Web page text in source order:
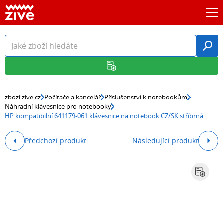
zbozi.zive.cz Počítače a kancelář Příslušenství k notebookům
Náhradní klávesnice pro notebooky
HP kompatibilní 641179-061 klávesnice na notebook CZ/SK stříbrná
Předchozí produkt Následující produkt